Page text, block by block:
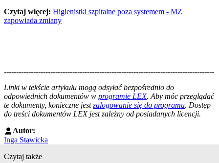
Czytaj więcej: Higienistki szpitalne poza systemem - MZ
zapowiada zmiany
--------------------------------------------------------------------------------------
Linki w tekście artykułu mogą odsyłać bezpośrednio do
odpowiednich dokumentów w programie LEX. Aby móc przeglądać
te dokumenty, konieczne jestzalogowanie się do programu. Dostęp
do treści dokumentów LEX jest zależny od posiadanych licencji.
Autor:
Inga Stawicka
Czytaj także